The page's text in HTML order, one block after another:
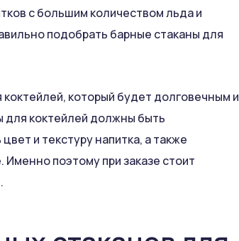
с большим количеством льда и
подобрать барные стаканы для
который будет долговечным и
для коктейлей должны быть
и текстуру напитка, а также
поэтому при заказе стоит